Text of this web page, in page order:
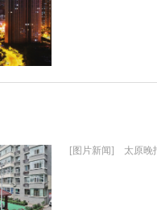
[图片新闻] 太原晚